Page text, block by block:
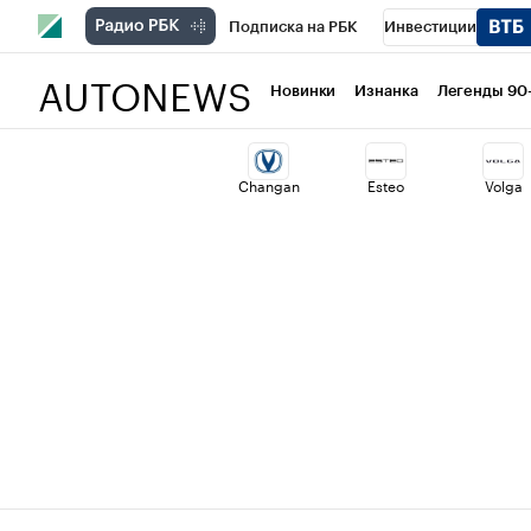
Подписка на РБК Инвестиции
Национальные проекты Город
Кредитные рейтинги Франшизы
AUTONEWS Новинки Изнанка Легенды
Changan Esteo Volga